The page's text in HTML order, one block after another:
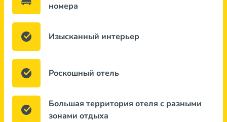
номера
Изысканный интерьер
Роскошный отель
Большая территория отеля с разными
зонами отдыха